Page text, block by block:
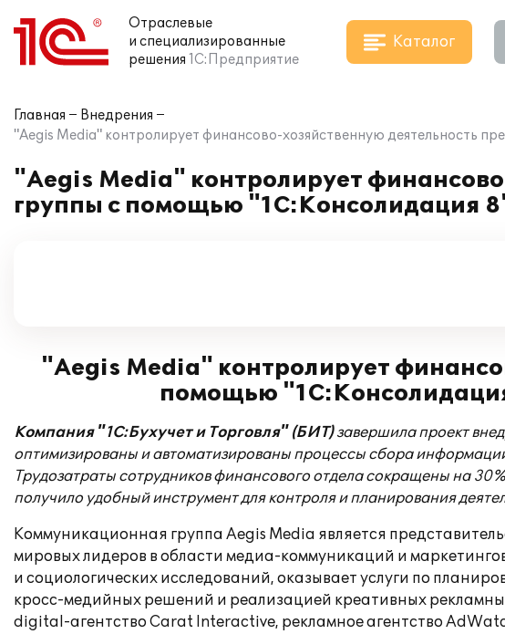
Отраслевые
и специализированные
решения 1С:Предприятие
Каталог
Главная
Внедрения
"Aegis Media" контролирует финансово-хозяйственную деятельность
"Aegis Media" контролирует
группы с помощью "1С:Консолидация
"Aegis Media" контролирует
помощью
Компания "1С:Бухучет и Торговля" (БИТ)завершила проект
оптимизированы и автоматизированы процессы сбора
Трудозатраты сотрудников финансового отдела сокращены на
получило удобный инструмент для контроля и планирования
Коммуникационная группа Aegis Media является
мировых лидеров в области медиа-коммуникаций и
и социологических исследований, оказывает услуги по
кросс-медийных решений и реализацией креативных
digital-агентство Carat Interactive, рекламное агентство